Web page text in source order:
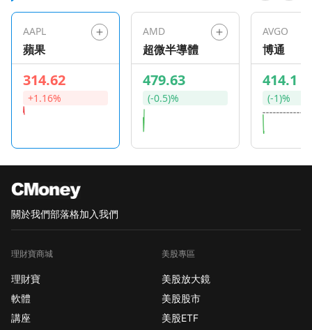
AAPL
蘋果
314.62
+1.16%
AMD
超微半導體
479.63
(-0.5)%
AVGO
博通
414.1
(-1)%
關於我們部落格加入我們
理財寶商城
理財寶
軟體
講座
美股專區
美股放大鏡
美股股市
美股ETF